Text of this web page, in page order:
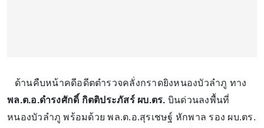
ด้านคืบหน้าคดีอดีตตำรวจคลั่งกราดยิงหนองบัวลำภู ทาง
พล.ต.อ.ดำรงศักดิ์ กิตติประภัสร์ ผบ.ตร. บินด่วนลงพื้นที่
หนองบัวลำภู พร้อมด้วย พล.ต.อ.สุรเชษฐ์ หักพาล รอง ผบ.ตร.